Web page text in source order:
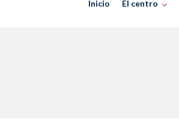
Inicio El centro